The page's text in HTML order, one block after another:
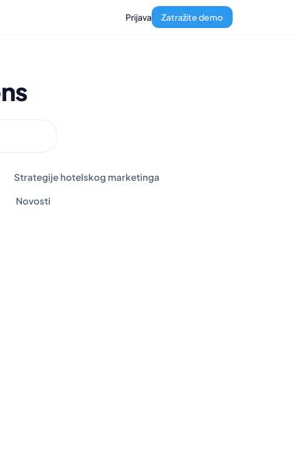
Prijava Zatražite demo
Strategije hotelskog marketinga
Novosti